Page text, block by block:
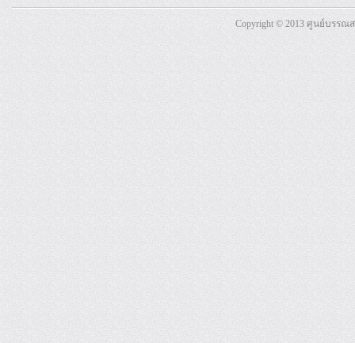
Copyright © 2013 ศูนย์บรร